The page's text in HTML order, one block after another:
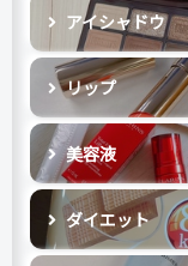
アイシャドウ
リップ
美容液
ダイエット